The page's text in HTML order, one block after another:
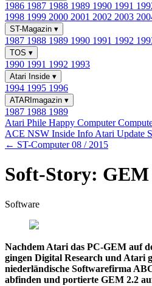
1986 1987 1988 1989 1990 1991
1998 1999 2000 2001 2002 2003
ST-Magazin ▾
1987 1988 1989 1990 1991 1992
TOS ▾
1990 1991 1992 1993
Atari Inside ▾
1994 1995 1996
ATARImagazin ▾
1987 1988 1989
Atari Phile Happy Computer
ACE NSW Inside Info Atari Update
← ST-Computer 08 / 2015
Soft-Story: GEM
Software
Nachdem Atari das PC-GEM auf
gingen Digital Research und Atari
niederländische Softwarefirma
abfinden und portierte GEM 2.2